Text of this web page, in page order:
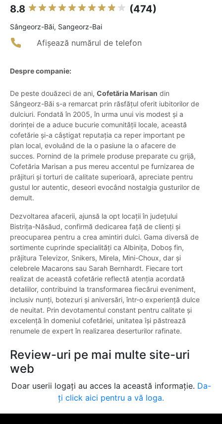
8.8 (474)
Sângeorz-Băi, Sangeorz-Bai
Afișează numărul de telefon
Despre companie:
De peste douăzeci de ani, Cofetăria Marisan din
Sângeorz-Băi s-a remarcat prin răsfățul oferit iubitorilor de
dulciuri. Fondată în 2005, în urma unui vis modest și a
dorinței de a aduce bucurie comunității locale, această
cofetărie și-a câștigat reputația ca reper important pe
plan local, evoluând de la o pasiune la o afacere de
succes. Pornind de la primele produse preparate cu grijă,
Cofetăria Marisan a pus mereu accentul pe furnizarea de
prăjituri și torturi de calitate superioară, apreciate pentru
gustul lor autentic, deseori evocând nostalgia gusturilor de
demult.
Dezvoltarea afacerii, ajunsă la opt locații în județului
Bistrița-Năsăud, confirmă dedicarea față de clienți și
preocuparea pentru a crea amintiri dulci. Gama diversă de
sortimente cuprinde specialități ca Albinița, Doboș fin,
prăjitura Televizor, Snikers, Mirela, Mini-Choux, dar și
celebrele Macarons sau Sarah Bernhardt. Fiecare tort
realizat de această cofetărie reflectă atenția acordată
detaliilor, contribuind la transformarea fiecărui eveniment,
inclusiv nunți, botezuri și aniversări, într-o experiență dulce
de neuitat. Prin devotamentul constant pentru calitate și
excelență în domeniul cofetăriei, unitatea își păstrează
renumele de expert în realizarea deserturilor rafinate.
Review-uri pe mai multe site-uri
web
Doar userii logați au acces la această informație. Da-
ți click aici pentru a vă loga.